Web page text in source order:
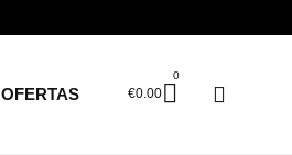
OFERTAS €0.00